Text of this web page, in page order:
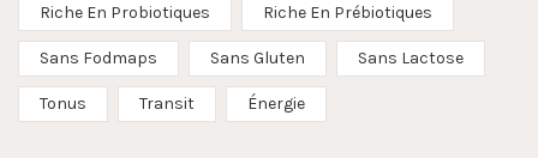
Riche En Probiotiques Riche En Prébiotiques
Sans Fodmaps Sans Gluten Sans Lactose
Tonus Transit Énergie